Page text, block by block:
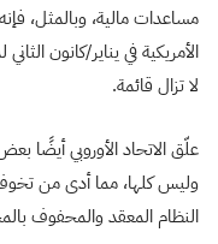
مساعدات مالية، وبالمثل،
الأمريكية في يناير/كانون
لا تزال قائمة.
علّق الاتحاد الأوروبي أيضًا
وليس كلها، مما أدى من
النظام المعقد والمحفوف